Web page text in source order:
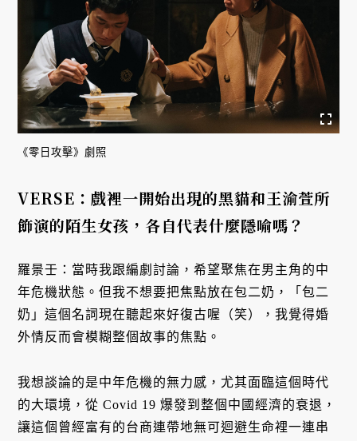
《零日攻擊》劇照
VERSE：戲裡一開始出現的黑貓和王渝萱所
飾演的陌生女孩，各自代表什麼隱喻嗎？
羅景壬：當時我跟編劇討論，希望聚焦在男主角的中
年危機狀態。但我不想要把焦點放在包二奶，「包二
奶」這個名詞現在聽起來好復古喔（笑），我覺得婚
外情反而會模糊整個故事的焦點。
我想談論的是中年危機的無力感，尤其面臨這個時代
的大環境，從 Covid 19 爆發到整個中國經濟的衰退，
讓這個曾經富有的台商連帶地無可迴避生命裡一連串